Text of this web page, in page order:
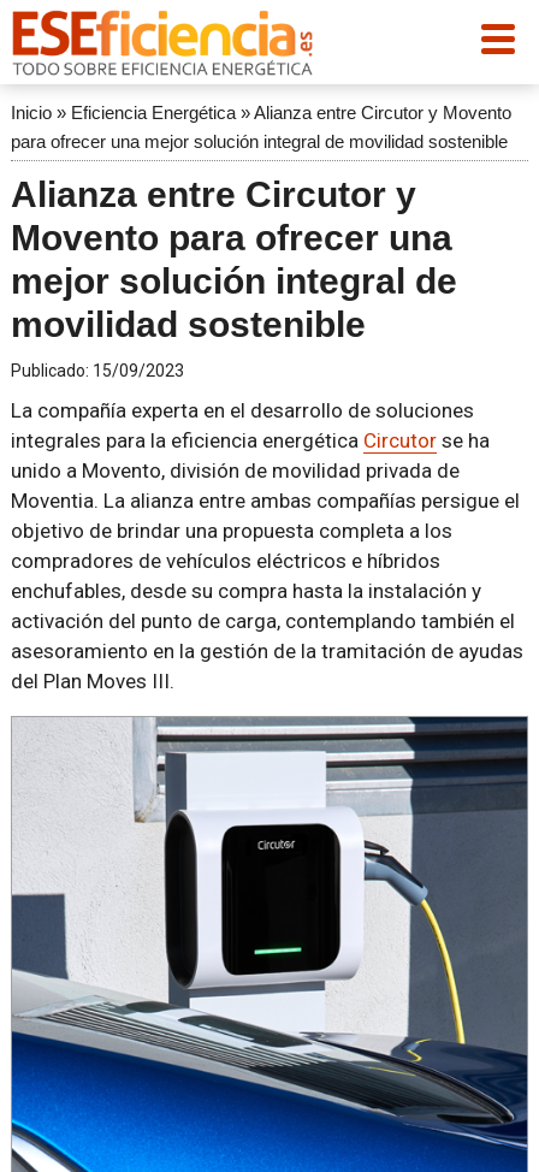
Inicio» Eficiencia Energética»Alianza entre Circutor y Movento
para ofrecer una mejor solución integral de movilidad sostenible
Alianza entre Circutor y
Movento para ofrecer una
mejor solución integral de
movilidad sostenible
Publicado: 15/09/2023
La compañía experta en el desarrollo de soluciones
integrales para la eficiencia energética Circutorse ha
unido a Movento, división de movilidad privada de
Moventia. La alianza entre ambas compañías persigue el
objetivo de brindar una propuesta completa a los
compradores de vehículos eléctricos e híbridos
enchufables, desde su compra hasta la instalación y
activación del punto de carga, contemplando también el
asesoramiento en la gestión de la tramitación de ayudas
del Plan Moves III.